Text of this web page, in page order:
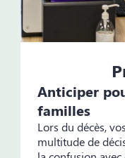
Anticiper
familles
Lors du décès,
multitude de